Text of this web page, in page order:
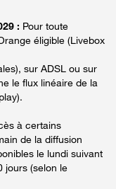
: Pour toute
éligible (Livebox
sur ADSL ou sur
le flux linéaire de la
à certains
de la diffusion
le lundi suivant
jours (selon le